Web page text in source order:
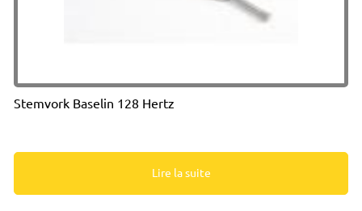
Stemvork Baselin 128 Hertz
Lire la suite